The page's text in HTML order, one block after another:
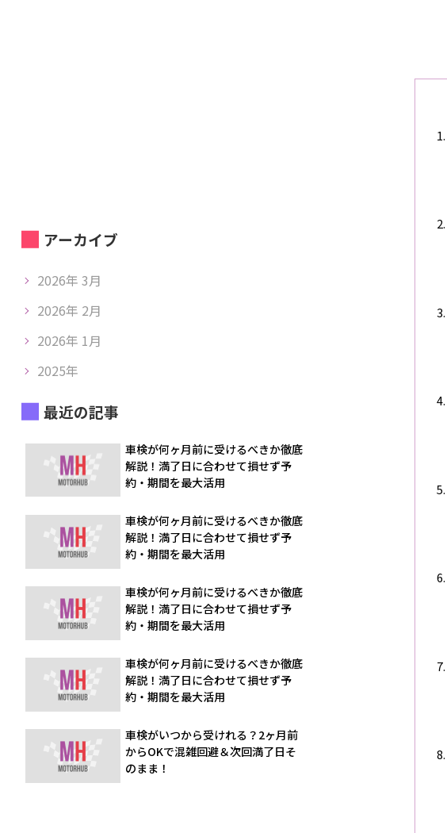
アーカイブ
2026年 3月
2026年 2月
2026年 1月
2025年
最近の記事
車検が何ヶ月前に受けるべきか徹底
解説！満了日に合わせて損せず予
約・期間を最大活用
車検が何ヶ月前に受けるべきか徹底
解説！満了日に合わせて損せず予
約・期間を最大活用
車検が何ヶ月前に受けるべきか徹底
解説！満了日に合わせて損せず予
約・期間を最大活用
車検が何ヶ月前に受けるべきか徹底
解説！満了日に合わせて損せず予
約・期間を最大活用
車検がいつから受けれる？2ヶ月前
からOKで混雑回避＆次回満了日そ
のまま！